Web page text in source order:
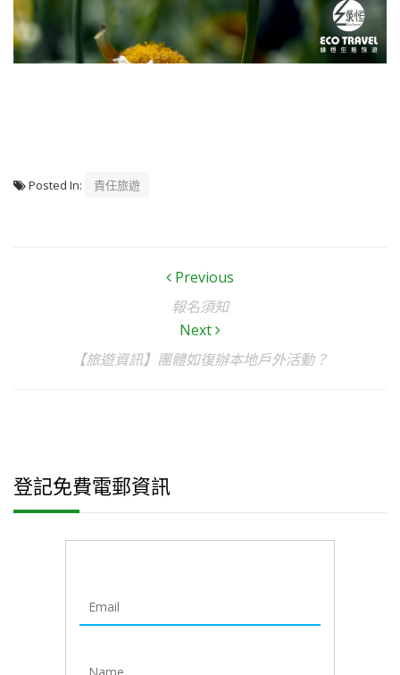
Posted In: 責任旅遊
Previous
報名須知
Next
【旅遊資訊】團體如復辦本地戶外活動？
登記免費電郵資訊